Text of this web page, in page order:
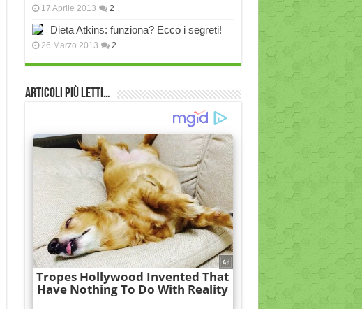
17 Aprile 2013 2
Dieta Atkins: funziona? Ecco i segreti!
26 Marzo 2013 2
Articoli più Letti…